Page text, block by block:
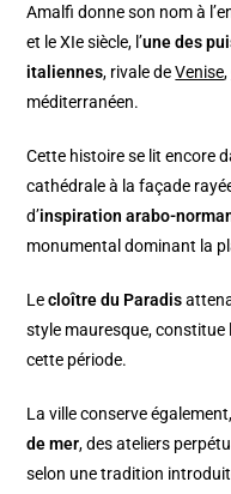
Amalfi donne son nom à
et le XIe siècle, l’une des
italiennes, rivale deVenise,
méditerranéen.
Cette histoire se lit encore
cathédrale à la façade
d’inspiration arabo-
monumental dominant la
Lecloître du Paradis
style mauresque, constitue
cette période.
La ville conserve
de mer, des ateliers
selon une tradition